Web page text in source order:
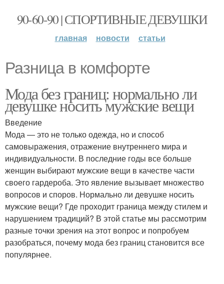
90-60-90 | СПОРТИВНЫЕ ДЕВУШКИ
главная новости статьи
Разница в комфорте
Мода без границ: нормально ли
девушке носить мужские вещи
Введение
Мода — это не только одежда, но и способ
самовыражения, отражение внутреннего мира и
индивидуальности. В последние годы все больше
женщин выбирают мужские вещи в качестве части
своего гардероба. Это явление вызывает множество
вопросов и споров. Нормально ли девушке носить
мужские вещи? Где проходит граница между стилем и
нарушением традиций? В этой статье мы рассмотрим
разные точки зрения на этот вопрос и попробуем
разобраться, почему мода без границ становится все
популярнее.